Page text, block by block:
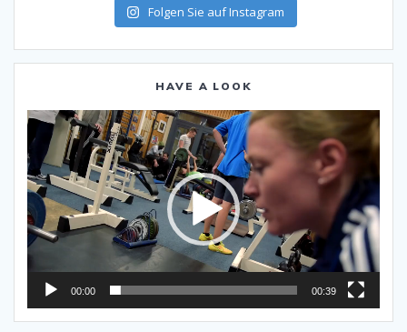
Folgen Sie auf Instagram
HAVE A LOOK
Video-
Player
00:00 00:39